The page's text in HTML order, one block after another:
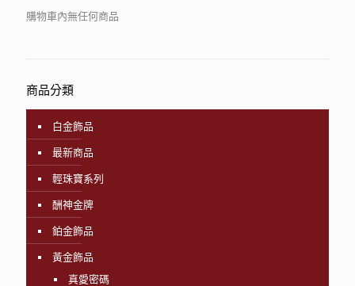
購物車內無任何商品
商品分類
白金飾品
最新商品
輕珠寶系列
酬神金牌
鉑金飾品
黃金飾品
真愛密碼